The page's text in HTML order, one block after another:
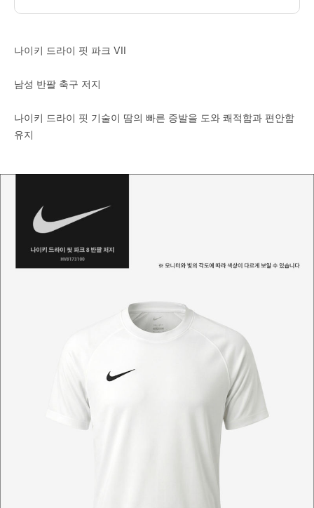
나이키 드라이 핏 파크 VII
남성 반팔 축구 저지
나이키 드라이 핏 기술이 땀의 빠른 증발을 도와 쾌적함과 편안함
유지